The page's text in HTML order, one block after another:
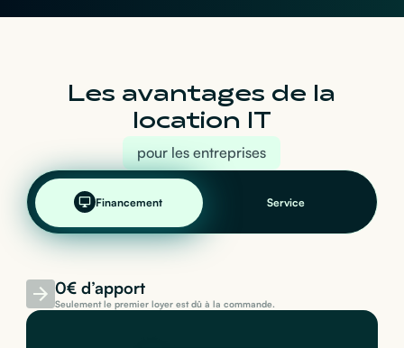
Les avantages de la
location IT
pour les entreprises
Financement Service
0€ d’apport
Seulement le premier loyer est dû à la commande.